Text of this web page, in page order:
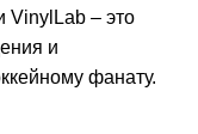
VinylLab – это
и
фанату.